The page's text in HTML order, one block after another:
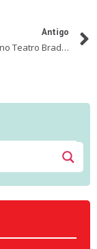
Antigo
Natal Mágico no Teatro Bradesco